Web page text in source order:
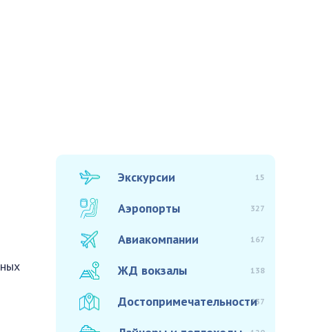
Экскурсии 15
Аэропорты 327
Авиакомпании 167
ЖД вокзалы 138
Достопримечательности937